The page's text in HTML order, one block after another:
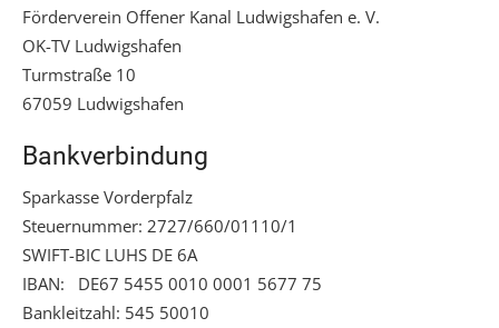
Förderverein Offener Kanal Ludwigshafen e. V.
OK-TV Ludwigshafen
Turmstraße 10
67059 Ludwigshafen
Bankverbindung
Sparkasse Vorderpfalz
Steuernummer: 2727/660/01110/1
SWIFT-BIC LUHS DE 6A
IBAN: DE67 5455 0010 0001 5677 75
Bankleitzahl: 545 50010